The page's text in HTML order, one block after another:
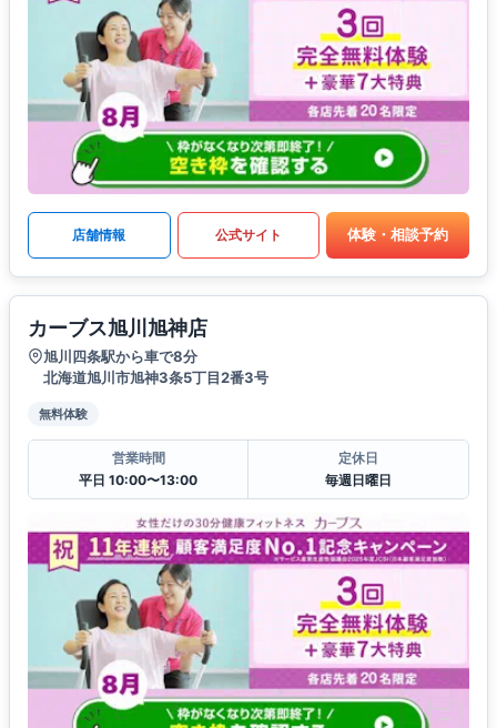
店舗情報 公式サイト 体験・相談予約
カーブス旭川旭神店
旭川四条駅から車で8分
北海道旭川市旭神3条5丁目2番3号
無料体験
営業時間
平日 10:00〜13:00
定休日
毎週日曜日